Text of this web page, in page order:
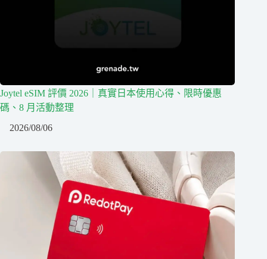
Joytel eSIM 評價 2026｜真實日本使用心得、限時優惠
碼、8 月活動整理
2026/08/06